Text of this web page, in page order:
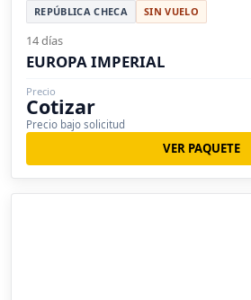
REPÚBLICA CHECA SIN VUELO
14 días
EUROPA IMPERIAL
Precio
Cotizar
Precio bajo solicitud
VER PAQUETE